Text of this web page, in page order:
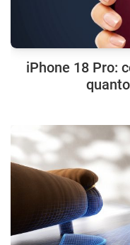
iPhone 18 Pro: